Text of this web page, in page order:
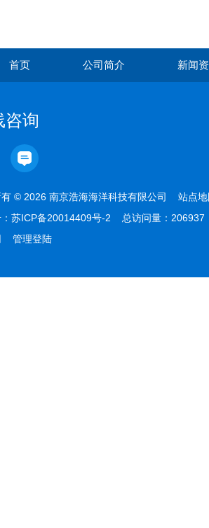
首页 公司简介 新闻
咨询
有 © 2026 南京浩海海洋科技有限公司 站点
苏ICP备20014409号-2 总访问量：
管理登陆